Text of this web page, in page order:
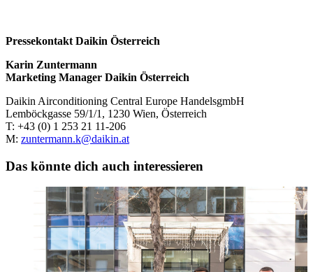
Pressekontakt Daikin Österreich
Karin Zuntermann
Marketing Manager Daikin Österreich
Daikin Airconditioning Central Europe HandelsgmbH
Lemböckgasse 59/1/1, 1230 Wien, Österreich
T: +43 (0) 1 253 21 11-206
M: zuntermann.k@daikin.at
Das könnte dich auch interessieren